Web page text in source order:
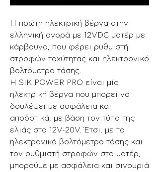
Η πρώτη ηλεκτρική βέργα στην
ελληνική αγορά με 12VDC μοτέρ με
κάρβουνα, που φέρει ρυθμιστή
στροφών ταχύτητας και ηλεκτρονικό
βολτόμετρο τάσης.
Η SIK POWER PRO είναι μία
ηλεκτρική βέργα που μπορεί να
δουλέψει με ασφάλεια και
αποδοτικά, με βάση τον τύπο της
ελιάς στα 12V-20V. Έτσι, με το
ηλεκτρονικό βολτόμετρο τάσης και
τον ρυθμιστή στροφών στο μοτέρ,
μπορούμε με ασφάλεια και σιγουριά